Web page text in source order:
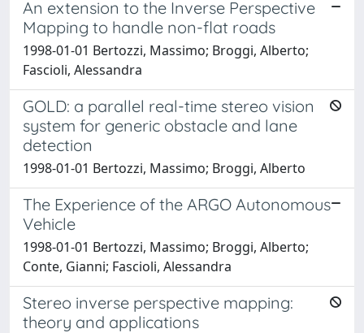
An extension to the Inverse Perspective
Mapping to handle non-flat roads
1998-01-01 Bertozzi, Massimo; Broggi, Alberto;
Fascioli, Alessandra
GOLD: a parallel real-time stereo vision
system for generic obstacle and lane
detection
1998-01-01 Bertozzi, Massimo; Broggi, Alberto
The Experience of the ARGO Autonomous
Vehicle
1998-01-01 Bertozzi, Massimo; Broggi, Alberto;
Conte, Gianni; Fascioli, Alessandra
Stereo inverse perspective mapping:
theory and applications